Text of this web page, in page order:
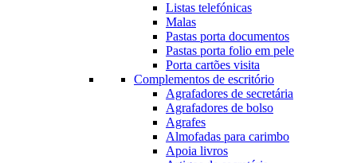
Listas telefónicas
Malas
Pastas porta documentos
Pastas porta folio em pele
Porta cartões visita
Complementos de escritório
Agrafadores de secretária
Agrafadores de bolso
Agrafes
Almofadas para carimbo
Apoia livros